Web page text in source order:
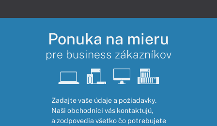
Ponuka na mieru
pre business zákazníkov
Zadajte vaše údaje a požiadavky.
Naši obchodníci vás kontaktujú,
a zodpovedia všetko čo potrebujete